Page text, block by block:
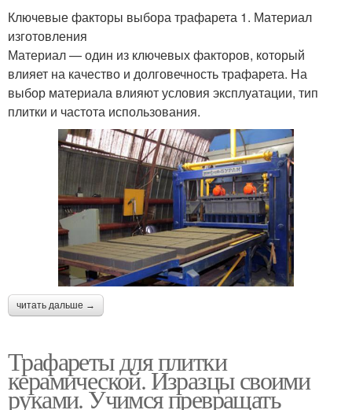
Ключевые факторы выбора трафарета 1. Материал
изготовления
Материал — один из ключевых факторов, который
влияет на качество и долговечность трафарета. На
выбор материала влияют условия эксплуатации, тип
плитки и частота использования.
читать дальше →
Трафареты для плитки
керамической. Изразцы своими
руками. Учимся превращать